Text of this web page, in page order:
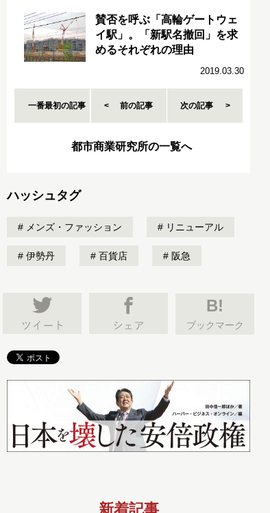
賛否を呼ぶ「高輪ゲートウェ
イ駅」。「新駅名撤回」を求
めるそれぞれの理由
2019.03.30
一番最初の記事 前の記事 次の記事
都市商業研究所の一覧へ
ハッシュタグ
メンズ・ファッション リニューアル
伊勢丹 百貨店 阪急
B!
ブックマーク
新着記事